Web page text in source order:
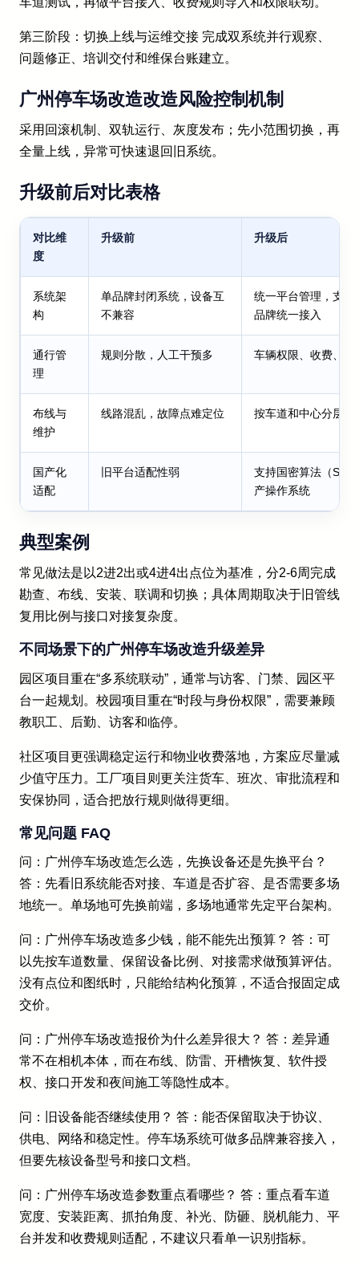
第三阶段：切换上线与运维交接 完成双系统并行观察、
问题修正、培训交付和维保台账建立。
广州停车场改造改造风险控制机制
采用回滚机制、双轨运行、灰度发布；先小范围切换，再
全量上线，异常可快速退回旧系统。
升级前后对比表格
对比维
度
升级前 升级后
系统架
构
单品牌封闭系统，设备互
不兼容
统一平台管理，支
品牌统一接入
通行管
理
规则分散，人工干预多 车辆权限、收费、报
布线与
维护
线路混乱，故障点难定位 按车道和中心分层
国产化
适配
旧平台适配性弱
支持国密算法（
产操作系统
典型案例
常见做法是以2进2出或4进4出点位为基准，分2-6周完成
勘查、布线、安装、联调和切换；具体周期取决于旧管线
复用比例与接口对接复杂度。
不同场景下的广州停车场改造升级差异
园区项目重在“多系统联动”，通常与访客、门禁、园区平
台一起规划。校园项目重在“时段与身份权限”，需要兼顾
教职工、后勤、访客和临停。
社区项目更强调稳定运行和物业收费落地，方案应尽量减
少值守压力。工厂项目则更关注货车、班次、审批流程和
安保协同，适合把放行规则做得更细。
常见问题 FAQ
问：广州停车场改造怎么选，先换设备还是先换平台？
答：先看旧系统能否对接、车道是否扩容、是否需要多场
地统一。单场地可先换前端，多场地通常先定平台架构。
问：广州停车场改造多少钱，能不能先出预算？ 答：可
以先按车道数量、保留设备比例、对接需求做预算评估。
没有点位和图纸时，只能给结构化预算，不适合报固定成
交价。
问：广州停车场改造报价为什么差异很大？ 答：差异通
常不在相机本体，而在布线、防雷、开槽恢复、软件授
权、接口开发和夜间施工等隐性成本。
问：旧设备能否继续使用？ 答：能否保留取决于协议、
供电、网络和稳定性。停车场系统可做多品牌兼容接入，
但要先核设备型号和接口文档。
问：广州停车场改造参数重点看哪些？ 答：重点看车道
宽度、安装距离、抓拍角度、补光、防砸、脱机能力、平
台并发和收费规则适配，不建议只看单一识别指标。